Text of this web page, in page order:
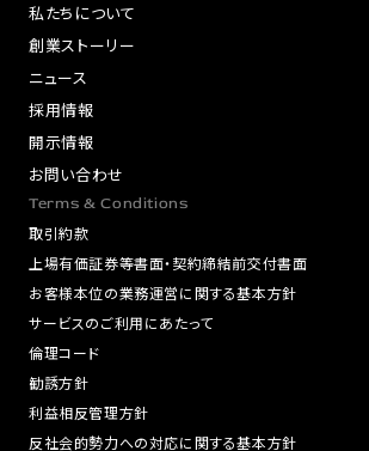
私たちについて
創業ストーリー
ニュース
採用情報
開示情報
お問い合わせ
Terms & Conditions
取引約款
上場有価証券等書面・契約締結前交付書面
お客様本位の業務運営に関する基本方針
サービスのご利用にあたって
倫理コード
勧誘方針
利益相反管理方針
反社会的勢力への対応に関する基本方針